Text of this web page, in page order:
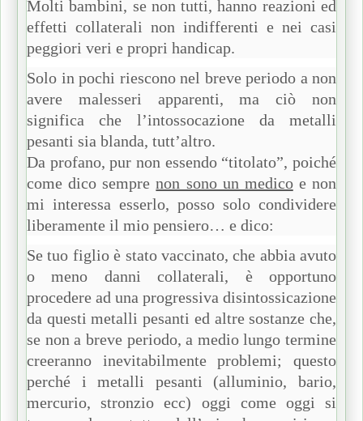
Molti bambini, se non tutti, hanno reazioni ed
effetti collaterali non indifferenti e nei casi
peggiori veri e propri handicap.
Solo in pochi riescono nel breve periodo a non
avere malesseri apparenti, ma ciò non
significa che l’intossocazione da metalli
pesanti sia blanda, tutt’altro.
Da profano, pur non essendo “titolato”, poiché
come dico semprenon sono un medicoe non
mi interessa esserlo, posso solo condividere
liberamente il mio pensiero… e dico:
Se tuo figlio è stato vaccinato, che abbia avuto
o meno danni collaterali, è opportuno
procedere ad una progressiva disintossicazione
da questi metalli pesanti ed altre sostanze che,
se non a breve periodo, a medio lungo termine
creeranno inevitabilmente problemi; questo
perché i metalli pesanti (alluminio, bario,
mercurio, stronzio ecc) oggi come oggi si